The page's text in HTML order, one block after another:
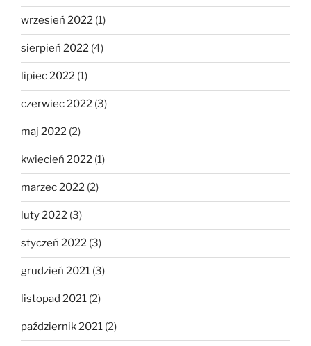
wrzesień 2022 (1)
sierpień 2022 (4)
lipiec 2022 (1)
czerwiec 2022 (3)
maj 2022 (2)
kwiecień 2022 (1)
marzec 2022 (2)
luty 2022 (3)
styczeń 2022 (3)
grudzień 2021 (3)
listopad 2021 (2)
październik 2021 (2)